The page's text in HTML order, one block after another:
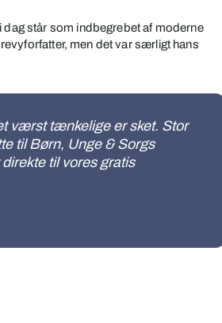
dag står som indbegrebet af moderne
men det var særligt hans
værst tænkelige er sket. Stor
til Børn, Unge & Sorgs
til vores gratis